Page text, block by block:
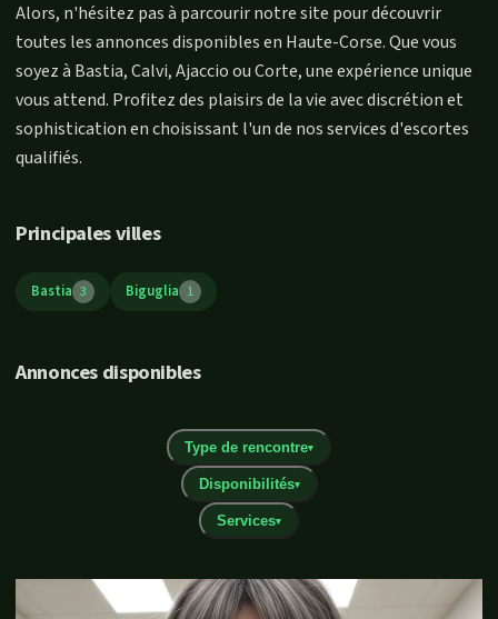
Alors, n'hésitez pas à parcourir notre site pour découvrir
toutes les annonces disponibles en Haute-Corse. Que vous
soyez à Bastia, Calvi, Ajaccio ou Corte, une expérience unique
vous attend. Profitez des plaisirs de la vie avec discrétion et
sophistication en choisissant l'un de nos services d'escortes
qualifiés.
Principales villes
Bastia 3 Biguglia 1
Annonces disponibles
Type de rencontre▾
Disponibilités▾
Services▾